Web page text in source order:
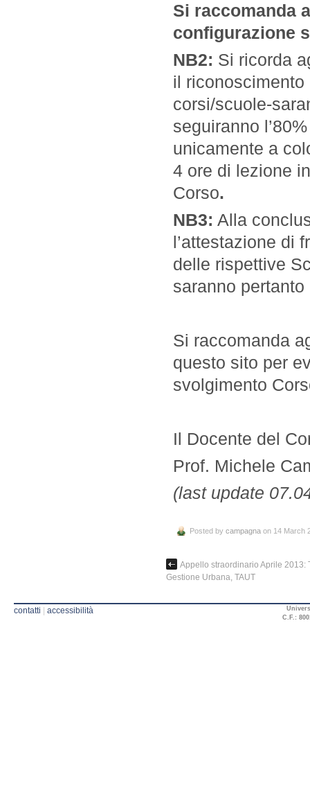
Si raccomanda
configurazione
NB2: Si ricorda
il
corsi/scuole-
seguiranno
unicamente a
4 ore di lezione
Corso.
NB3: Alla
l’attestazione di
delle rispettive
saranno
Si raccomanda
questo sito per
svolgimento
Il Docente del
Prof. Michele
(last update
Posted by campagna on 14 March
Appello straordinario Aprile 2013:
Gestione Urbana, TAUT
contatti | accessibilità
C.F.: